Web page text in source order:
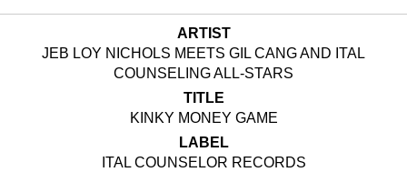
ARTIST
JEB LOY NICHOLS MEETS GIL CANG AND ITAL
COUNSELING ALL-STARS
TITLE
KINKY MONEY GAME
LABEL
ITAL COUNSELOR RECORDS